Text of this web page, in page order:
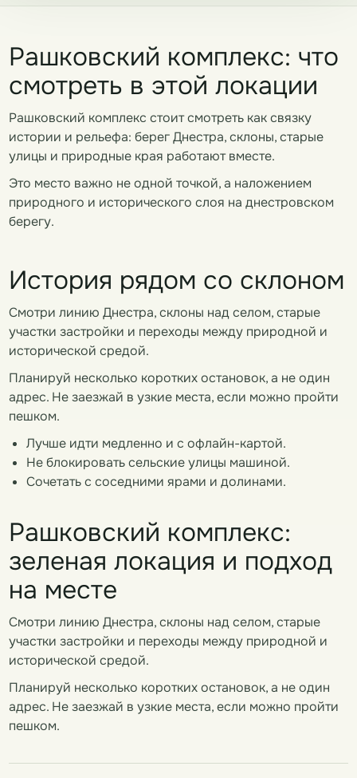
Рашковский комплекс: что
смотреть в этой локации
Рашковский комплекс стоит смотреть как связку
истории и рельефа: берег Днестра, склоны, старые
улицы и природные края работают вместе.
Это место важно не одной точкой, а наложением
природного и исторического слоя на днестровском
берегу.
История рядом со склоном
Смотри линию Днестра, склоны над селом, старые
участки застройки и переходы между природной и
исторической средой.
Планируй несколько коротких остановок, а не один
адрес. Не заезжай в узкие места, если можно пройти
пешком.
Лучше идти медленно и с офлайн-картой.
Не блокировать сельские улицы машиной.
Сочетать с соседними ярами и долинами.
Рашковский комплекс:
зеленая локация и подход
на месте
Смотри линию Днестра, склоны над селом, старые
участки застройки и переходы между природной и
исторической средой.
Планируй несколько коротких остановок, а не один
адрес. Не заезжай в узкие места, если можно пройти
пешком.